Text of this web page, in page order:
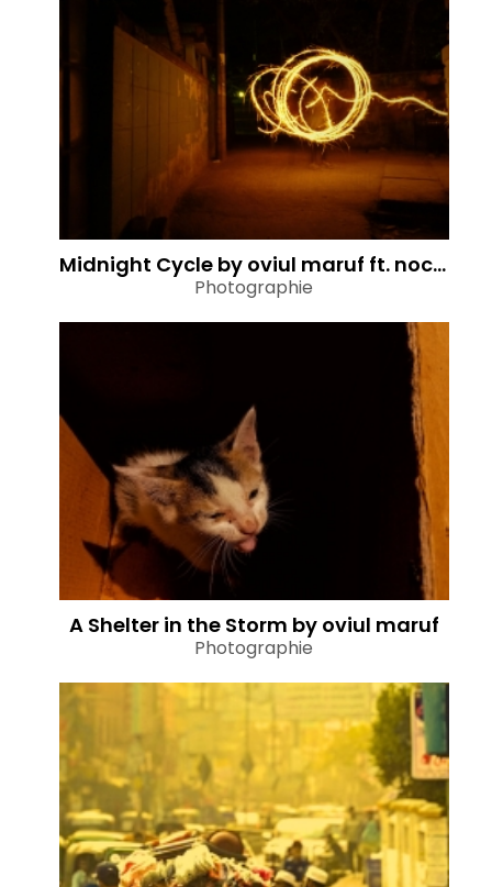
Midnight Cycle by oviul maruf ft. nocturn album
Photographie
A Shelter in the Storm by oviul maruf
Photographie